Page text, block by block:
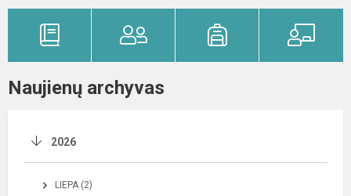
Naujienų archyvas
2026
LIEPA (2)